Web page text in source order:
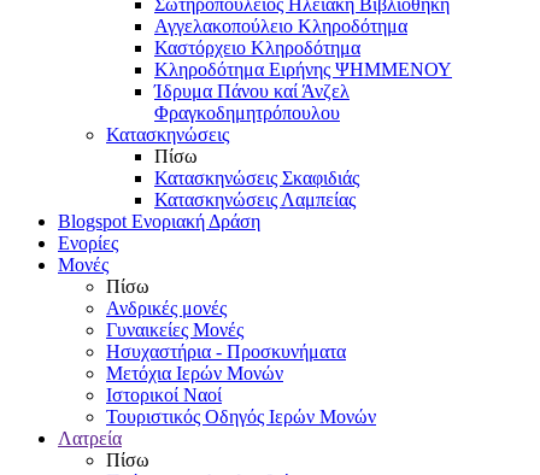
Αγγελακοπούλειο Κληροδότημα
Καστόρχειο Κληροδότημα
Κληροδότημα Ειρήνης ΨΗΜΜΕΝΟΥ
Ίδρυμα Πάνου καί Άνζελ
Φραγκοδημητρόπουλου
Κατασκηνώσεις
Πίσω
Κατασκηνώσεις Σκαφιδιάς
Κατασκηνώσεις Λαμπείας
Blogspot Ενοριακή Δράση
Ενορίες
Μονές
Πίσω
Ανδρικές μονές
Γυναικείες Μονές
Ησυχαστήρια - Προσκυνήματα
Μετόχια Ιερών Μονών
Ιστορικοί Ναοί
Τουριστικός Οδηγός Ιερών Μονών
Λατρεία
Πίσω